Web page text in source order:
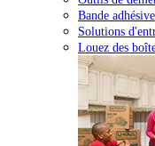
Bande
Solutions
Louez des